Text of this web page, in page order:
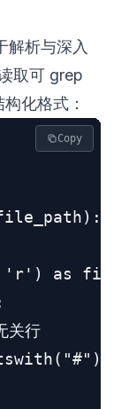
解析与深入
取可 grep
化格式：
as
关行
Copy